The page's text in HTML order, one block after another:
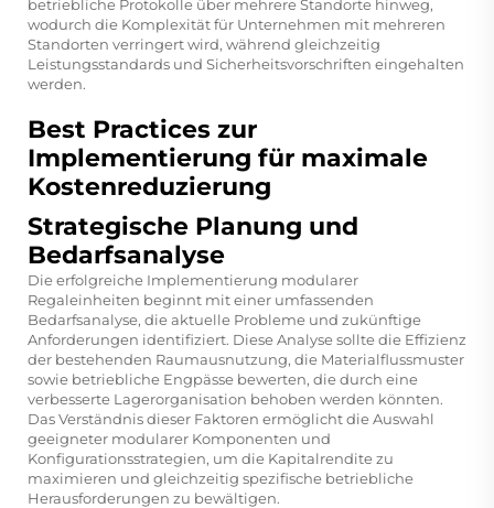
betriebliche Protokolle über mehrere Standorte hinweg,
wodurch die Komplexität für Unternehmen mit mehreren
Standorten verringert wird, während gleichzeitig
Leistungsstandards und Sicherheitsvorschriften eingehalten
werden.
Best Practices zur
Implementierung für maximale
Kostenreduzierung
Strategische Planung und
Bedarfsanalyse
Die erfolgreiche Implementierung modularer
Regaleinheiten beginnt mit einer umfassenden
Bedarfsanalyse, die aktuelle Probleme und zukünftige
Anforderungen identifiziert. Diese Analyse sollte die Effizienz
der bestehenden Raumausnutzung, die Materialflussmuster
sowie betriebliche Engpässe bewerten, die durch eine
verbesserte Lagerorganisation behoben werden könnten.
Das Verständnis dieser Faktoren ermöglicht die Auswahl
geeigneter modularer Komponenten und
Konfigurationsstrategien, um die Kapitalrendite zu
maximieren und gleichzeitig spezifische betriebliche
Herausforderungen zu bewältigen.